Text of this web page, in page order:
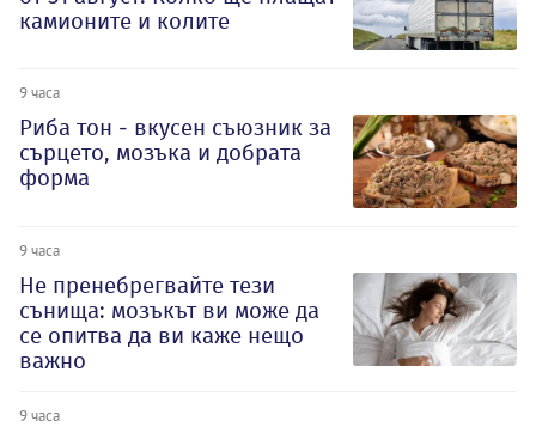
камионите и колите
9 часа
Риба тон - вкусен съюзник за
сърцето, мозъка и добрата
форма
9 часа
Не пренебрегвайте тези
сънища: мозъкът ви може да
се опитва да ви каже нещо
важно
9 часа